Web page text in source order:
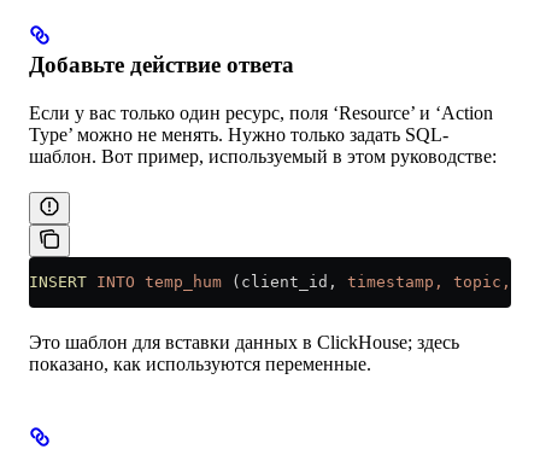
Добавьте действие ответа
Если у вас только один ресурс, поля ‘Resource’ и ‘Action
Type’ можно не менять. Нужно только задать SQL-
шаблон. Вот пример, используемый в этом руководстве:
INSERT INTO temp_hum (client_id, timestamp, topic,
Это шаблон для вставки данных в ClickHouse; здесь
показано, как используются переменные.